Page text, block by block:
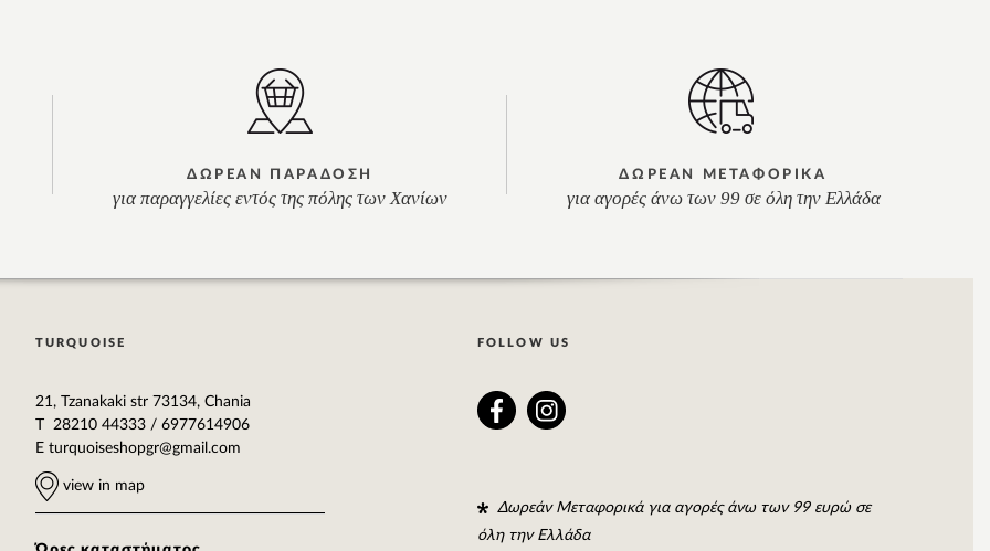
ΔΩΡΕΑΝ ΠΑΡΑΔΟΣΗ
για παραγγελίες εντός της πόλης των Χανίων
ΔΩΡΕΑΝ ΜΕΤΑΦΟΡΙΚΑ
για αγορές άνω των 99 σε όλη την Ελλάδα
TURQUOISE
21, Tzanakaki str 73134, Chania
T 28210 44333 / 6977614906
E turquoiseshopgr@gmail.com
view in map
FOLLOW US
Δωρεάν Μεταφορικά για αγορές άνω των 99 ευρώ σε
όλη την Ελλάδα